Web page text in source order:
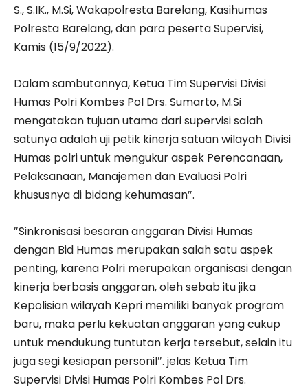
S., S.IK., M.Si, Wakapolresta Barelang, Kasihumas
Polresta Barelang, dan para peserta Supervisi,
Kamis (15/9/2022).
Dalam sambutannya, Ketua Tim Supervisi Divisi
Humas Polri Kombes Pol Drs. Sumarto, M.Si
mengatakan tujuan utama dari supervisi salah
satunya adalah uji petik kinerja satuan wilayah Divisi
Humas polri untuk mengukur aspek Perencanaan,
Pelaksanaan, Manajemen dan Evaluasi Polri
khususnya di bidang kehumasan″.
″Sinkronisasi besaran anggaran Divisi Humas
dengan Bid Humas merupakan salah satu aspek
penting, karena Polri merupakan organisasi dengan
kinerja berbasis anggaran, oleh sebab itu jika
Kepolisian wilayah Kepri memiliki banyak program
baru, maka perlu kekuatan anggaran yang cukup
untuk mendukung tuntutan kerja tersebut, selain itu
juga segi kesiapan personil″. jelas Ketua Tim
Supervisi Divisi Humas Polri Kombes Pol Drs.